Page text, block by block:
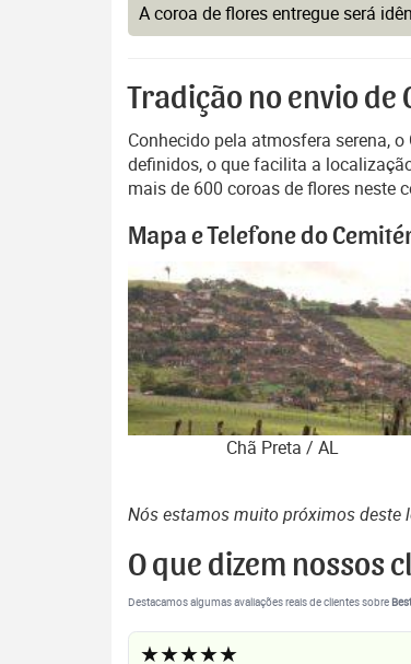
A coroa de flores entregue será
Tradição no envio de
Conhecido pela atmosfera serena, o
definidos, o que facilita a
mais de 600 coroas de flores neste
Mapa e Telefone do
Chã Preta / AL
Nós estamos muito próximos deste
O que dizem nossos
Destacamos algumas avaliações reais de clientes sobre
★★★★★